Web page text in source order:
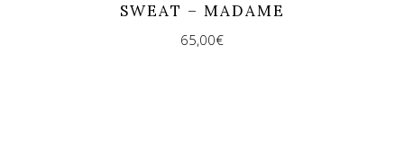
SWEAT – MADAME
65,00€